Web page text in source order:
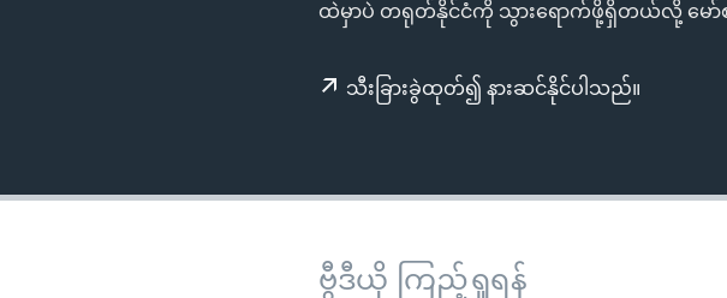
ထဲမှာပဲ တရုတ်နိုင်ငံကို သွားရောက်ဖို့ရှိတယ်လို့ မေ
သီးခြားခွဲထုတ်၍ နားဆင်နိုင်ပါသည်။
ဗွီဒီယို ကြည့်ရှုရန်